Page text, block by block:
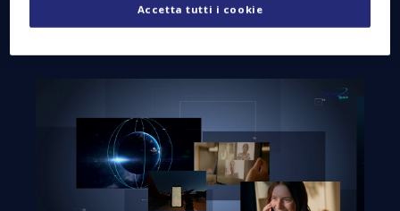
Le esigenze attuali del mercato delle
Accetta tutti i cookie